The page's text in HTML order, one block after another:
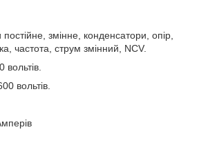
змінне, конденсатори, опір,
частота, струм змінний, NCV.
вольтів.